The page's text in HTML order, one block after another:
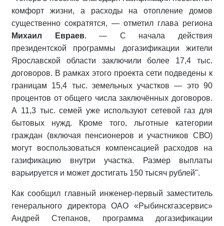
комфорт жизни, а расходы на отопление домов
существенно сократятся, — отметил глава региона
Михаил Евраев. — С начала действия
президентской программы догазификации жители
Ярославской области заключили более 17,4 тыс.
договоров. В рамках этого проекта сети подведены к
границам 15,4 тыс. земельных участков — это 90
процентов от общего числа заключённых договоров.
А 11,3 тыс. семей уже используют сетевой газ для
бытовых нужд. Кроме того, льготные категории
граждан (включая пенсионеров и участников СВО)
могут воспользоваться компенсацией расходов на
газификацию внутри участка. Размер выплаты
варьируется и может достигать 150 тысяч рублей".
Как сообщил главный инженер-первый заместитель
генерального директора ОАО «Рыбинскгазсервис»
Андрей Степанов, программа догазификации